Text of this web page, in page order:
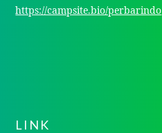
https://campsite.bio/perbarindo
LINK